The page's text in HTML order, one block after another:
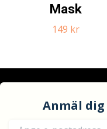
Mask
149 kr
Anmäl